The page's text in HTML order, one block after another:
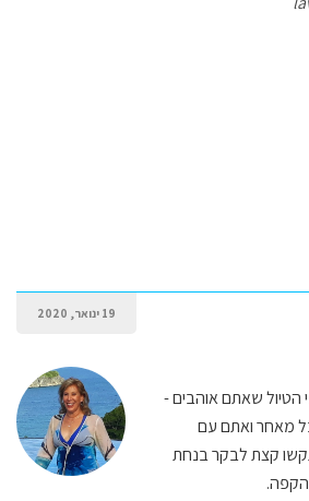
19 ינואר, 2020
הטיול שאתם אוהבים -
מאחר ואתם עם
קצת לבקר בנחת
הקפה.